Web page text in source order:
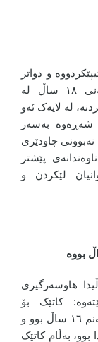
و دواتر
دیاردەی هاوسەرگیری منداڵانی خوار تەمەنی ١٨ ساڵ لە
لە لایەک ئەو
شەڕەوە بەسەر
نەبوونی چاودێری
پێشتر
لێکردن و
هاوسەرگیری
کاتێک بۆ
یەکەمجار پێشنیاری هاوسەرگیریم بۆ کرا، تەمەنم ١٦ ساڵ بوو و
بوو، بەڵام کاتێک